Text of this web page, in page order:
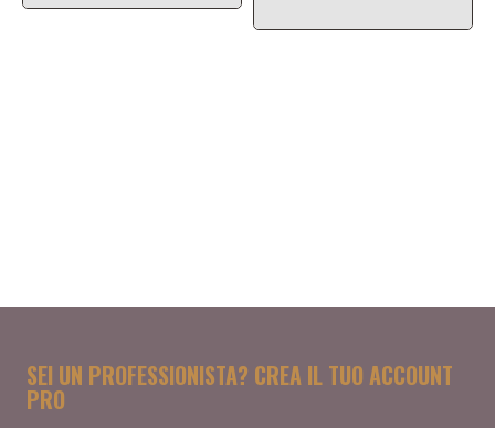
SEI UN PROFESSIONISTA? CREA IL TUO ACCOUNT
PRO